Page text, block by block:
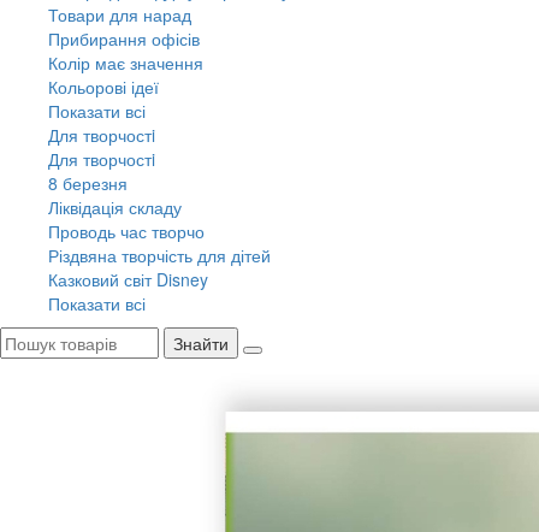
Товари для нарад
Прибирання офісів
Колір має значення
Кольорові ідеї
Показати всі
Для творчостi
Для творчостi
8 березня
Ліквідація складу
Проводь час творчо
Різдвяна творчість для дітей
Казковий світ Disney
Показати всі
Знайти